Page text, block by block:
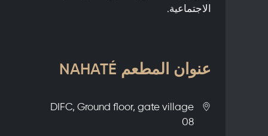
الاجتماعية.
عنوان المطعم NAHATÉ
DIFC, Ground floor, gate village
08